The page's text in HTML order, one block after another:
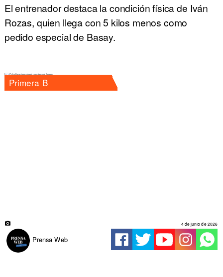
El entrenador destaca la condición física de Iván
Rozas, quien llega con 5 kilos menos como
pedido especial de Basay.
Primera B
Prensa Web
4 de junio de 2026